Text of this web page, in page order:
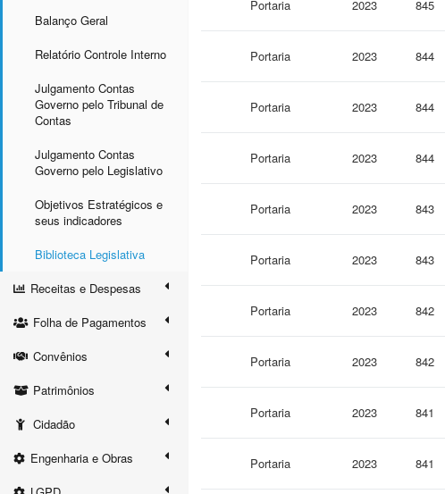
Balanço Geral
Relatório Controle Interno
Julgamento Contas
Governo pelo Tribunal de
Contas
Julgamento Contas
Governo pelo Legislativo
Objetivos Estratégicos e
seus indicadores
Biblioteca Legislativa
Receitas e Despesas
Folha de Pagamentos
Convênios
Patrimônios
Cidadão
Engenharia e Obras
Portaria 2023 845
Portaria 2023 844
Portaria 2023 844
Portaria 2023 844
Portaria 2023 843
Portaria 2023 843
Portaria 2023 842
Portaria 2023 842
Portaria 2023 841
Portaria 2023 841